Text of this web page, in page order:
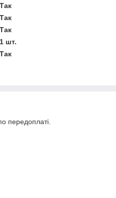
Так
Так
Так
1 шт.
Так
передоплаті.